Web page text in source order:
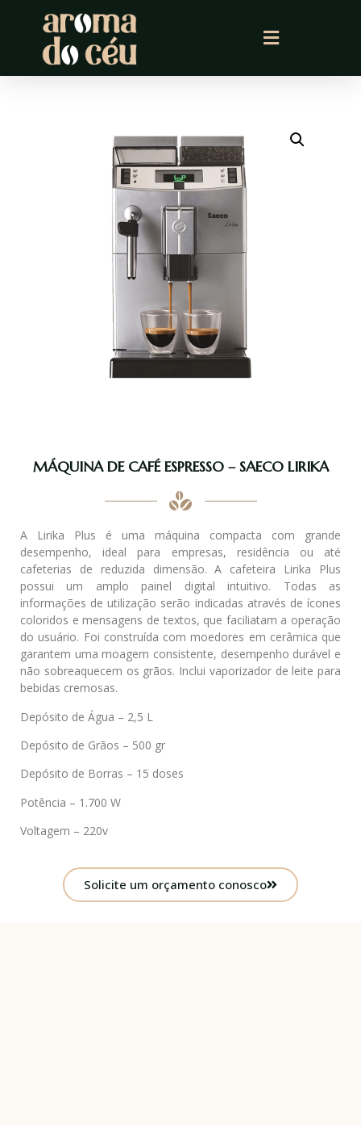
MÁQUINA DE CAFÉ ESPRESSO – SAECO LIRIKA
A Lirika Plus é uma máquina compacta com grande
desempenho, ideal para empresas, residência ou até
cafeterias de reduzida dimensão. A cafeteira Lirika Plus
possui um amplo painel digital intuitivo. Todas as
informações de utilização serão indicadas através de ícones
coloridos e mensagens de textos, que faciliatam a operação
do usuário. Foi construída com moedores em cerâmica que
garantem uma moagem consistente, desempenho durável e
não sobreaquecem os grãos. Inclui vaporizador de leite para
bebidas cremosas.
Depósito de Água – 2,5 L
Depósito de Grãos – 500 gr
Depósito de Borras – 15 doses
Potência – 1.700 W
Voltagem – 220v
Solicite um orçamento conosco